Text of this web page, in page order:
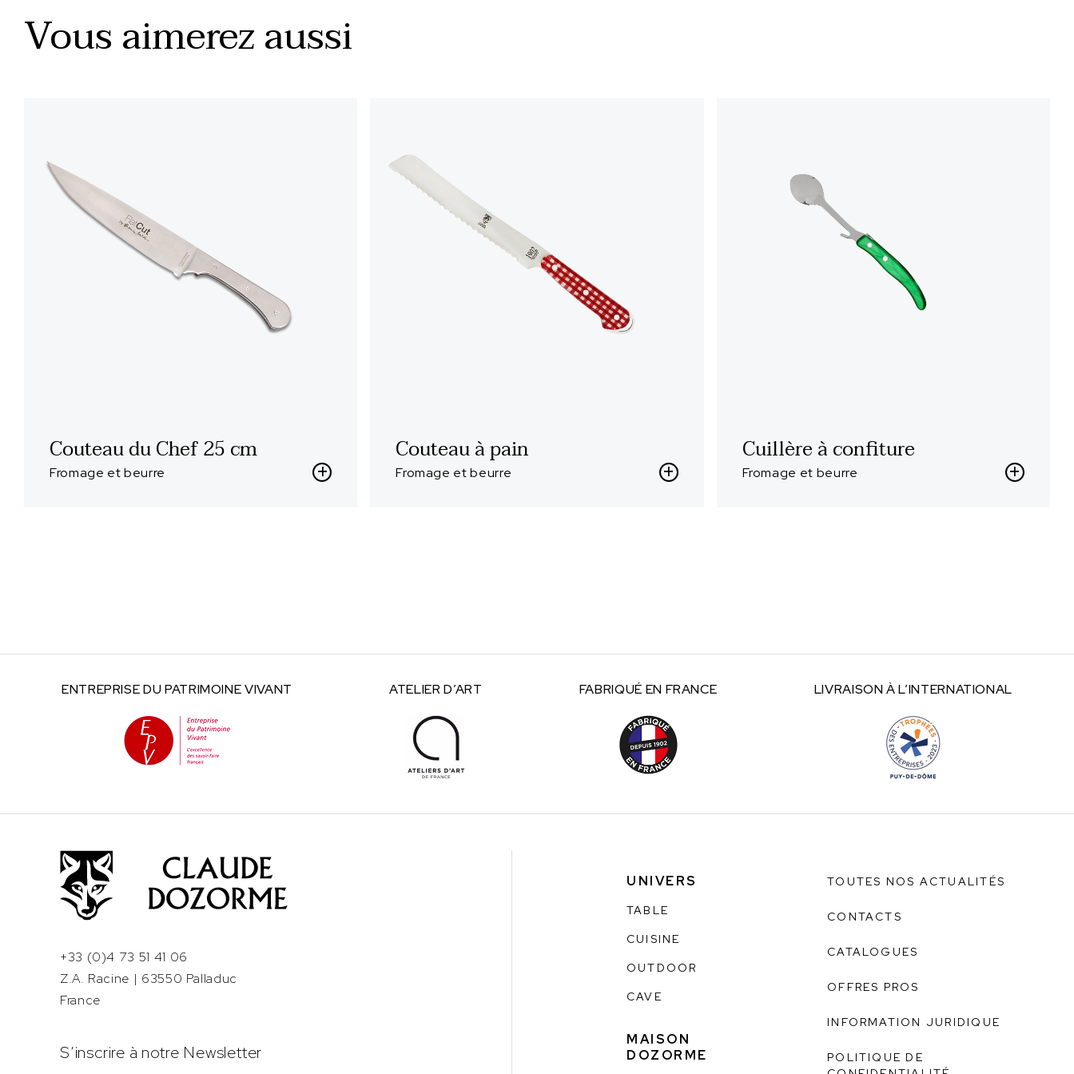
Vous aimerez aussi
Couteau du Chef 25 cm
Fromage et beurre
Couteau à pain
Fromage et beurre
Cuillère à confiture
Fromage et beurre
ENTREPRISE DU PATRIMOINE VIVANT ATELIERD’ART FABRIQUÉ EN FRANCE LIVRAISON ÀL’INTERNATIONAL
+33 (0)4 73 51 41 06
Z.A. Racine | 63550 Palladuc
France
S’inscrire à notre Newsletter
UNIVERS
TABLE
CUISINE
OUTDOOR
CAVE
MAISON
DOZORME
TOUTES NOS ACTUALITÉS
CONTACTS
CATALOGUES
OFFRES PROS
INFORMATION JURIDIQUE
POLITIQUE DE